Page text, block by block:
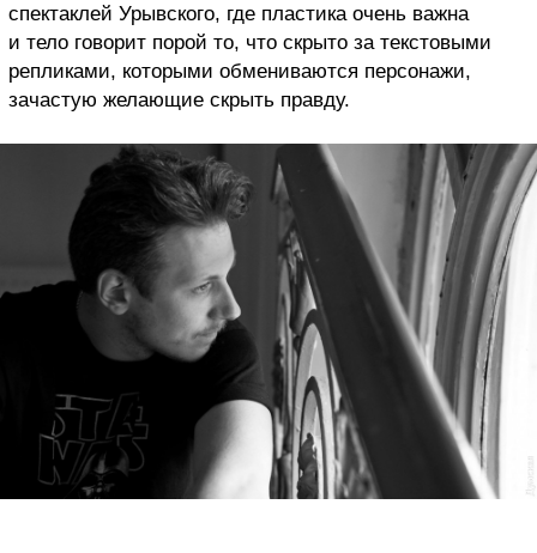
спектаклей Урывского, где пластика очень важна
и тело говорит порой то, что скрыто за текстовыми
репликами, которыми обмениваются персонажи,
зачастую желающие скрыть правду.